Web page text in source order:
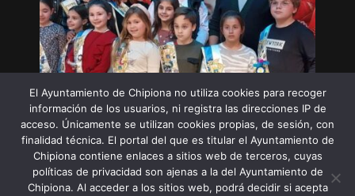
El Ayuntamiento de Chipiona no utiliza cookies para recoger
información de los usuarios, ni registra las direcciones IP de
acceso. Únicamente se utilizan cookies propias, de sesión, con
finalidad técnica. El portal del que es titular el Ayuntamiento de
Chipiona contiene enlaces a sitios web de terceros, cuyas
políticas de privacidad son ajenas a la del Ayuntamiento de
Chipiona. Al acceder a los sitios web, podrá decidir si acepta